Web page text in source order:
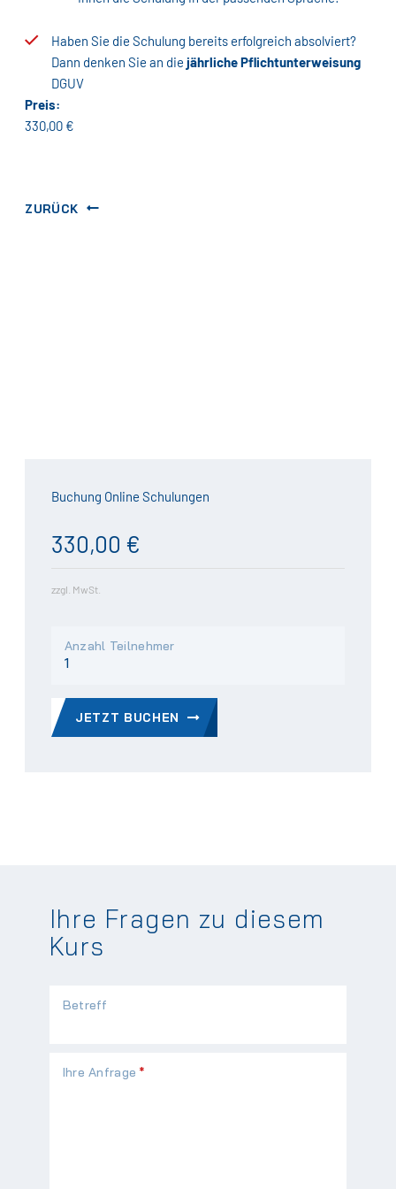
Haben Sie die Schulung bereits erfolgreich absolviert?
Dann denken Sie an die jährliche Pflichtunterweisung
DGUV
Preis:
330,00 €
ZURÜCK
Buchung Online Schulungen
330,00 €
zzgl. MwSt.
Anzahl Teilnehmer
JETZT BUCHEN
Ihre Fragen zu diesem
Kurs
Betreff
Pflichtfeld
Ihre Anfrage *